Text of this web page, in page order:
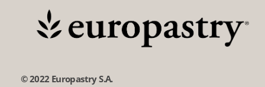
© 2022 Europastry S.A.